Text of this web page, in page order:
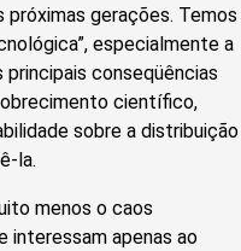
gerações. Temos
especialmente a
conseqüên­cias
científico,
sobre a distribuição
la.
menos o caos
interessam apenas ao